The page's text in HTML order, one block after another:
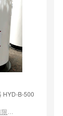
HYD-B-500